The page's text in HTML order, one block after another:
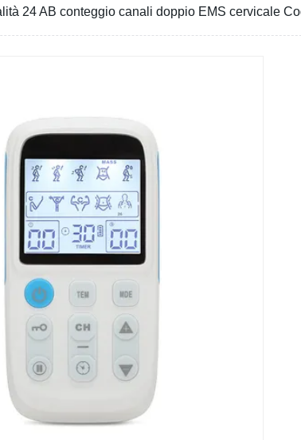
24 AB conteggio canali doppio EMS cervicale